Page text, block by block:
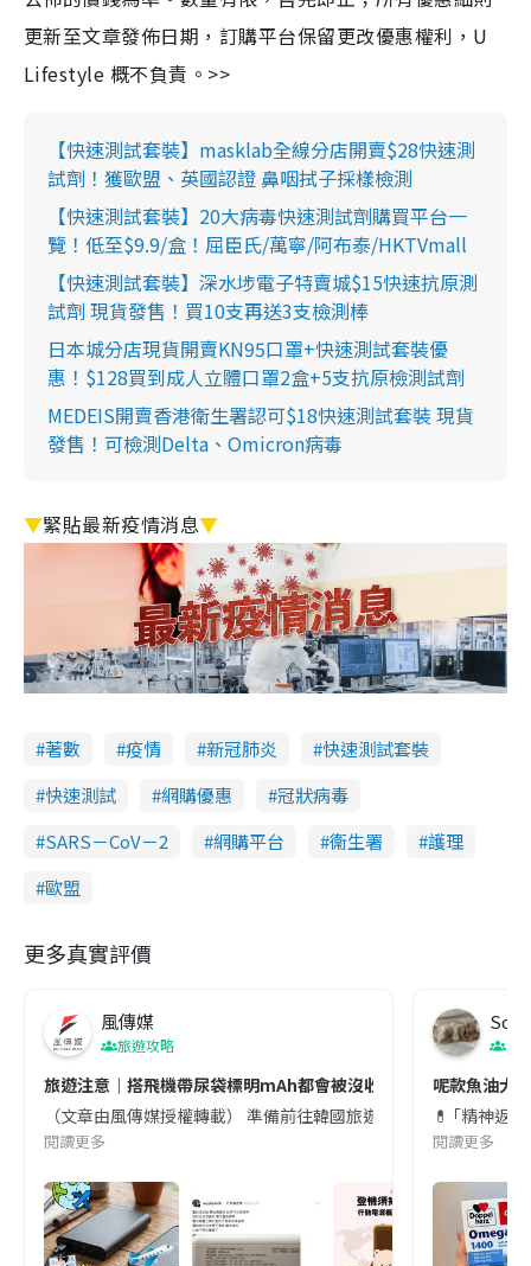
更新至文章發佈日期，訂購平台保留更改優惠權利，U
Lifestyle 概不負責。>>
【快速測試套裝】masklab全線分店開賣$28快速測
試劑！獲歐盟、英國認證 鼻咽拭子採樣檢測
【快速測試套裝】20大病毒快速測試劑購買平台一
覽！低至$9.9/盒！屈臣氏/萬寧/阿布泰/HKTVmall
【快速測試套裝】深水埗電子特賣城$15快速抗原測
試劑 現貨發售！買10支再送3支檢測棒
日本城分店現貨開賣KN95口罩+快速測試套裝優
惠！$128買到成人立體口罩2盒+5支抗原檢測試劑
MEDEIS開賣香港衛生署認可$18快速測試套裝 現貨
發售！可檢測Delta、Omicron病毒
▼緊貼最新疫情消息▼
著數 疫情 新冠肺炎
快速測試套裝
快速測試
網購優惠
冠狀病毒
SARS－CoV－2
網購平台 衞生署
護理
歐盟
更多真實評價
風傳媒
旅遊攻略
旅遊注意｜搭飛機帶尿袋標明mAh都會被沒收😱出發前切記檢查
（文章由風傳媒授權轉載） 準備前往韓國旅遊的民眾，近期要
閱讀更多
Soul
呢款魚油大
💊 ｢精神返
閱讀更多